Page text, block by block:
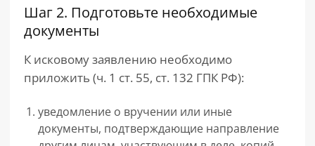
Шаг 2. Подготовьте необходимые
документы
К исковому заявлению необходимо
приложить (ч. 1 ст. 55, ст. 132 ГПК РФ):
уведомление о вручении или иные
документы, подтверждающие направление